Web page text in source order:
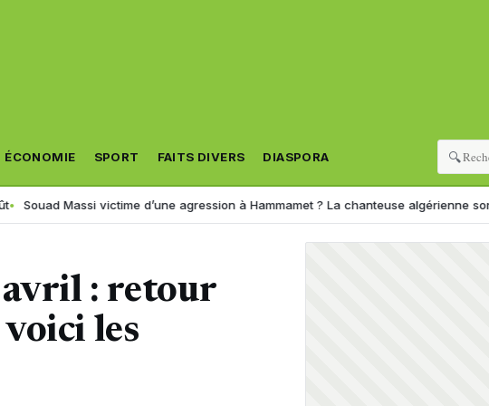
ÉCONOMIE SPORT FAITS DIVERS DIASPORA 🔍
victime d’une agression à Hammamet ? La chanteuse algérienne sort du silence
avril : retour
voici les